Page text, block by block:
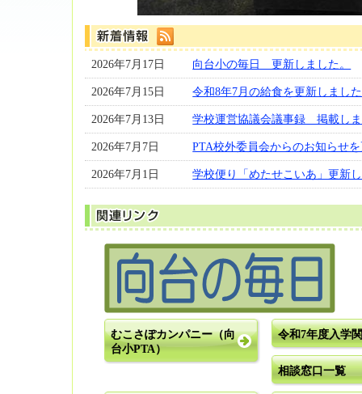
2026年7月17日 向台小の毎日 更新しました。
2026年7月15日 令和8年7月の給食を更新しました
2026年7月13日 学校運営協議会議事録 掲載し
2026年7月7日 PTA校外委員会からのお知らせ
2026年7月1日 学校便り「めたせこいあ」更新
むこさぽカンパニー（向
台小PTA）
令和7年度入学
相談窓口一覧